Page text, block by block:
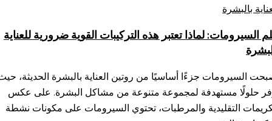
بالبشرة
السيرومات: لماذا تعتبر هذه التركيبات القوية ضرورية للعناية
السيرومات جزءًا أساسيًا من روتين العناية بالبشرة الحديثة،
حلولًا مستهدفة لمجموعة متنوعة من مشاكل البشرة. على عكس
التقليدية والمرطبات، تحتوي السيرومات على مكونات نشطة